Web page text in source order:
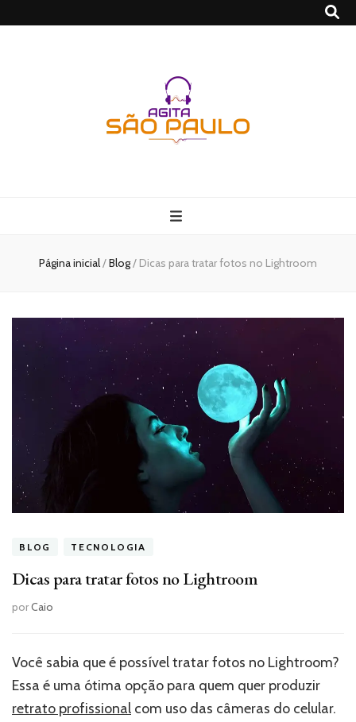
Agito
Página inicial/Blog/ Dicas para tratar fotos no Lightroom
BLOG TECNOLOGIA
Dicas para tratar fotos no Lightroom
porCaio
Você sabia que é possível tratar fotos no Lightroom?
Essa é uma ótima opção para quem quer produzir
retrato profissional com uso das câmeras do celular.